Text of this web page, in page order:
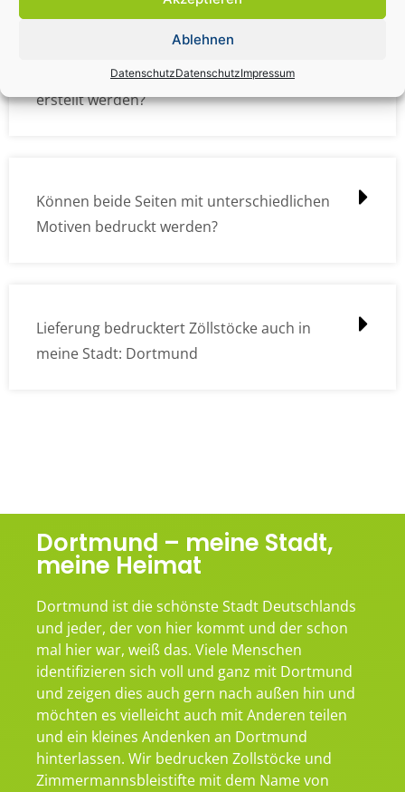
Ablehnen
DatenschutzDatenschutzImpressum
Wie müssen die Druckdateien angelegt /
erstellt werden?
Können beide Seiten mit unterschiedlichen
Motiven bedruckt werden?
Lieferung bedrucktert Zöllstöcke auch in
meine Stadt: Dortmund
Dortmund – meine Stadt,
meine Heimat
Dortmund ist die schönste Stadt Deutschlands
und jeder, der von hier kommt und der schon
mal hier war, weiß das. Viele Menschen
identifizieren sich voll und ganz mit Dortmund
und zeigen dies auch gern nach außen hin und
möchten es vielleicht auch mit Anderen teilen
und ein kleines Andenken an Dortmund
hinterlassen. Wir bedrucken Zollstöcke und
Zimmermannsbleistifte mit dem Name von